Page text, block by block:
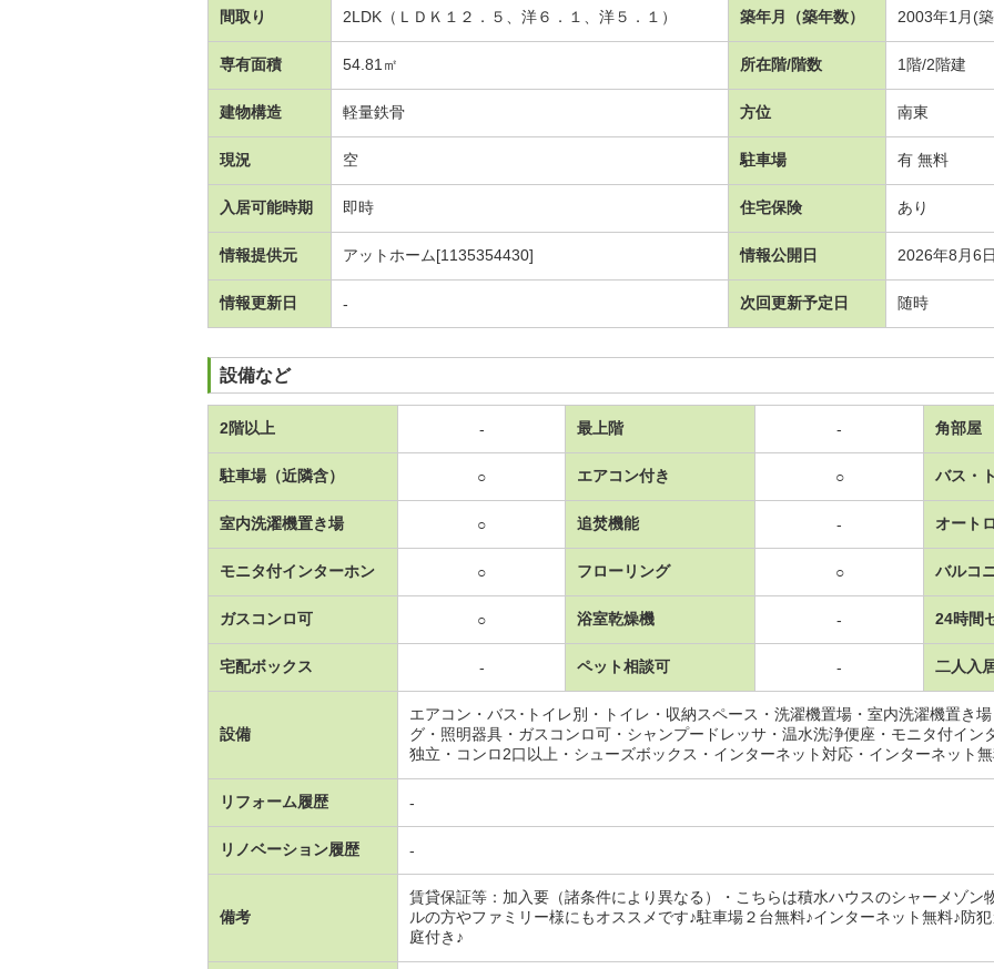
間取り 2LDK（ＬＤＫ１２．５、洋６．１、洋５．１） 築年月（築年数） 2003年1月(
専有面積 54.81㎡ 所在階/階数 1階/2階建
建物構造 軽量鉄骨 方位 南東
現況 空 駐車場 有 無料
入居可能時期 即時 住宅保険 あり
情報提供元 アットホーム[1135354430] 情報公開日 2026年8月6日
情報更新日 - 次回更新予定日 随時
設備など
2階以上 - 最上階 - 角部屋
駐車場（近隣含） ○ エアコン付き ○ バス・
室内洗濯機置き場 ○ 追焚機能 - オート
モニタ付インターホン ○ フローリング ○ バルコ
ガスコンロ可 ○ 浴室乾燥機 - 24時間
宅配ボックス - ペット相談可 - 二人入
設備
エアコン・バス･トイレ別・トイレ・収納スペース・洗濯機置場・室内洗濯機置き
グ・照明器具・ガスコンロ可・シャンプードレッサ・温水洗浄便座・モニタ付イン
独立・コンロ2口以上・シューズボックス・インターネット対応・インターネット
リフォーム履歴 -
リノベーション履歴 -
備考
賃貸保証等：加入要（諸条件により異なる）・こちらは積水ハウスのシャーメゾン
ルの方やファミリー様にもオススメです♪駐車場２台無料♪インターネット無料♪防
庭付き♪